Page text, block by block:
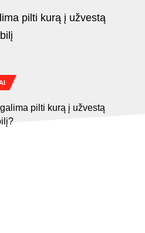
pilti kurą į užvestą